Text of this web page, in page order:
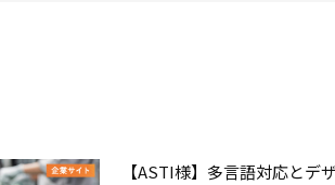
【ASTI様】多言語対応とデ